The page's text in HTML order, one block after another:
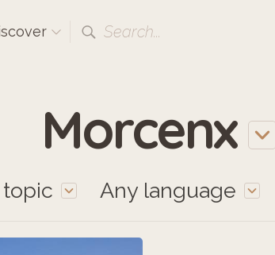
Search...
Morcenx
Any language